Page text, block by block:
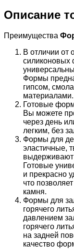
Описание
Преимущества
В отличии от
Формы
гипсом,
материалами.
Готовые
Вы можете
через день
легким, без
Формы для
эластичные,
выдерживают
Готовые
и прекрасно
что
камня.
Формы для
горячего
давлением
горячего
на задней
качество